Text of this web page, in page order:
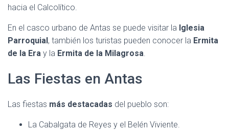
hacia el Calcolítico.
En el casco urbano de Antas se puede visitar la Iglesia
Parroquial, también los turistas pueden conocer la Ermita
de la Era y la Ermita de la Milagrosa.
Las Fiestas en Antas
Las fiestas más destacadas del pueblo son:
La Cabalgata de Reyes y el Belén Viviente.